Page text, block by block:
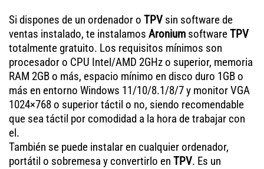
Si dispones de un ordenador o TPV sin software de
ventas instalado, te instalamos Aronium softwareTPV
totalmente gratuito. Los requisitos mínimos son
procesador o CPU Intel/AMD 2GHz o superior, memoria
RAM 2GB o más, espacio mínimo en disco duro 1GB o
más en entorno Windows 11/10/8.1/8/7 y monitor VGA
1024×768 o superior táctil o no, siendo recomendable
que sea táctil por comodidad a la hora de trabajar con
el.
También se puede instalar en cualquier ordenador,
portátil o sobremesa y convertirlo en TPV. Es un